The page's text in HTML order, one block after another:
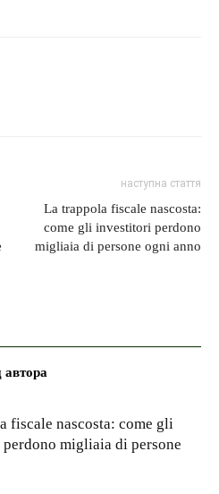
наступна стаття
La trappola fiscale nascosta:
come gli investitori perdono
migliaia di persone ogni anno
автора
fiscale nascosta: come gli
migliaia di persone